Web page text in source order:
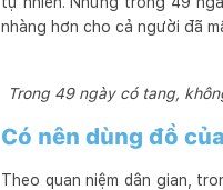
nhàng hơn cho cả người đã
Trong 49 ngày có tang,
Có nên dùng đồ
Theo quan niệm dân gian,